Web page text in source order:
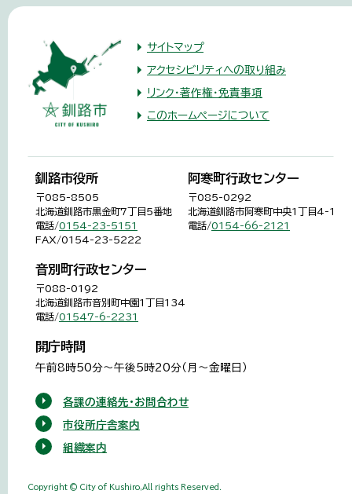
サイトマップ
アクセシビリティへの取り組み
リンク・著作権・免責事項
このホームページについて
釧路市役所
〒085-8505
北海道釧路市黒金町7丁目5番地
電話/0154-23-5151
FAX/0154-23-5222
阿寒町行政センター
〒085-0292
北海道釧路市阿寒町中央1丁目4-1
電話/0154-66-2121
音別町行政センター
〒088-0192
北海道釧路市音別町中園1丁目134
電話/01547-6-2231
開庁時間
午前8時50分～午後5時20分（月～金曜日）
各課の連絡先・お問合わせ
市役所庁舎案内
組織案内
Copyright © City of Kushiro,All rights Reserved.